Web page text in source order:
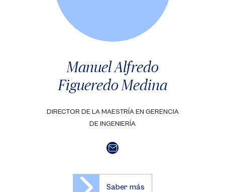
Manuel Alfredo
Figueredo Medina
DIRECTOR DE LA MAESTRÍA EN GERENCIA
DE INGENIERÍA
Saber más